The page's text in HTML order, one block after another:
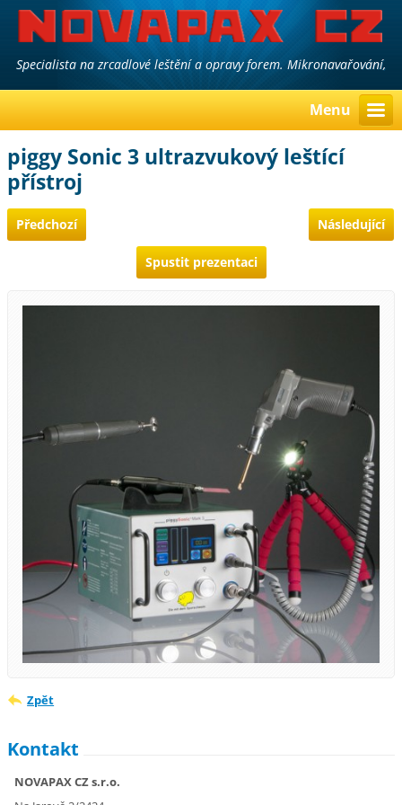
Specialista na zrcadlové leštění a opravy forem. Mikronavařování,
Menu
piggy Sonic 3 ultrazvukový leštící
přístroj
Předchozí Následující
Spustit prezentaci
Zpět
Kontakt
NOVAPAX CZ s.r.o.